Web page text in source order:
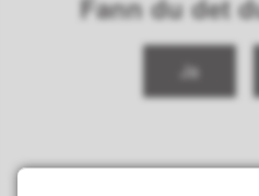
Fann du det
Ja